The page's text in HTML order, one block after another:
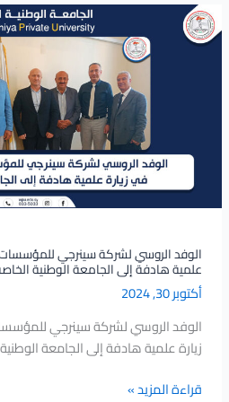
الوفد الروسي لشركة سينرجي للمؤسسات
علمية هادفة إلى الجامعة الوطنية
أكتوبر 30, 2024
الوفد الروسي لشركة سينرجي
زيارة علمية هادفة إلى الجامعة
الوفد
الروسي
للمؤسسات
في
زيارة
علمية
إلى
الجامعة
الوطنية
الخاصة
قراءة المزيد »